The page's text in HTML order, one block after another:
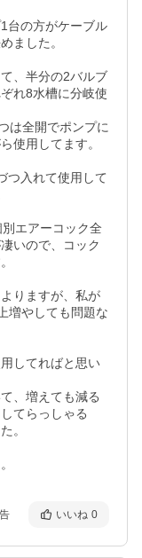
台の方がケーブル
ました。
、半分の2バルブ
れ8水槽に分岐使
は全開でポンプに
使用してます。
つ入れて使用して
エアーコック全
いので、コック
りますが、私が
増やしても問題な
してればと思い
、増えても減る
てらっしゃる
。
いいね 0